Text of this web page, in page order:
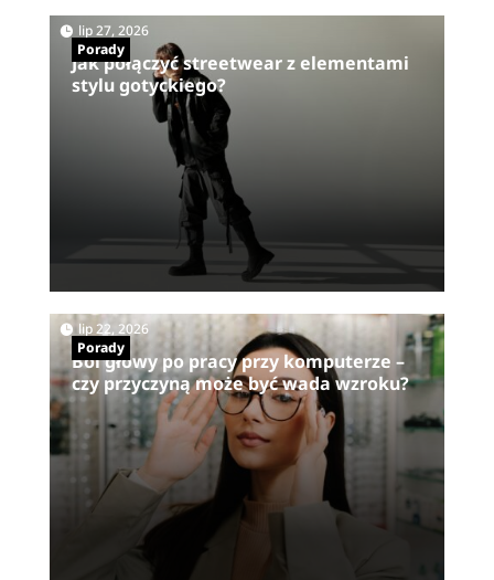
Jak połączyć streetwear z elementami
stylu gotyckiego?
lip 27, 2026|
Porady
Ból głowy po pracy przy komputerze –
czy przyczyną może być wada wzroku?
lip 22, 2026|
Porady